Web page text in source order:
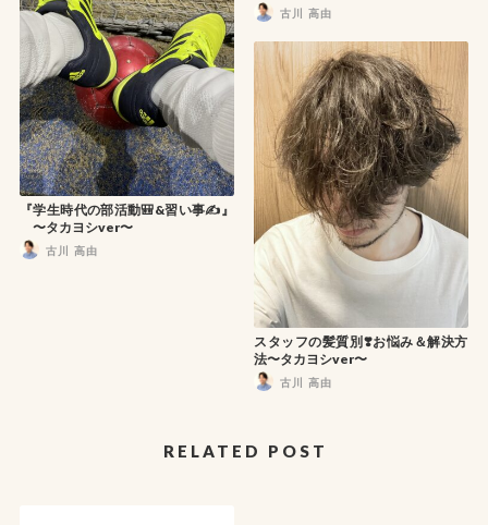
古川 高由
『学生時代の部活動🎒&習い事✍️』
〜タカヨシver〜
古川 高由
スタッフの髪質別❣️お悩み＆解決方
法〜タカヨシver〜
古川 高由
RELATED POST